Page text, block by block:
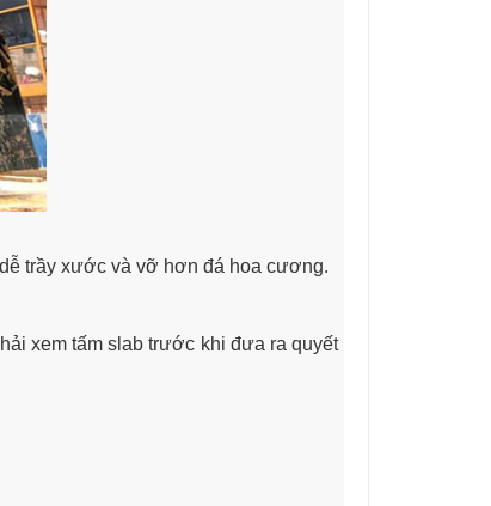
trầy xước và vỡ hơn đá hoa cương.
xem tấm slab trước khi đưa ra quyết